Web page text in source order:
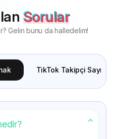
Sorular
Gelin bunu da halledelim!
TikTok Takipçi